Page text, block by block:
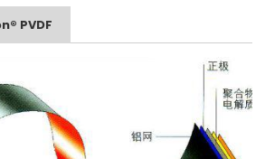
PVDF